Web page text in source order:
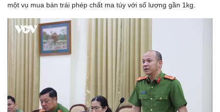
một vụ mua bán trái phép chất ma túy với số lượng gần 1kg.